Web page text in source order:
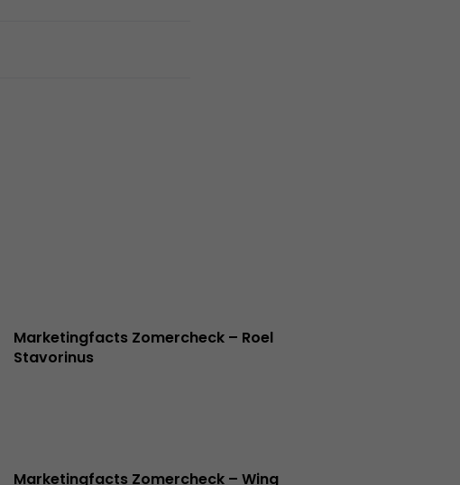
Marketingfacts Zomercheck – Roel
Stavorinus
Marketingfacts Zomercheck – Wing